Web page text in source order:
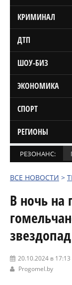
КРИМИНАЛ
ДТП
ШОУ-БИЗ
ЭКОНОМИКА
СПОРТ
РЕГИОНЫ
РЕЗОНАНС:
ВСЕ НОВОСТИ >
В ночь на
звездопад
20.10.2024 в 17:13
Progomel.by